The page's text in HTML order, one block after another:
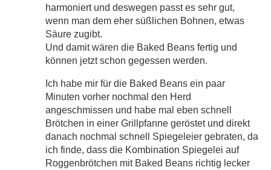
harmoniert und deswegen passt es sehr gut,
wenn man dem eher süßlichen Bohnen, etwas
Säure zugibt.
Und damit wären die Baked Beans fertig und
können jetzt schon gegessen werden.
Ich habe mir für die Baked Beans ein paar
Minuten vorher nochmal den Herd
angeschmissen und habe mal eben schnell
Brötchen in einer Grillpfanne geröstet und direkt
danach nochmal schnell Spiegeleier gebraten, da
ich finde, dass die Kombination Spiegelei auf
Roggenbrötchen mit Baked Beans richtig lecker